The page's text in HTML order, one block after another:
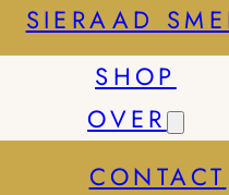
SIERAAD
SHOP
OVER
CONTACT